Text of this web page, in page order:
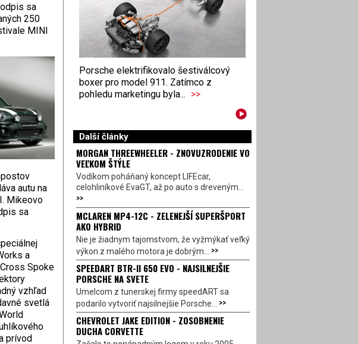
sa
250
MINI
autu na
Mikeovo
sa
a
Spoke
vzhľad
svetlá
prívod
Porsche elektrifikovalo šestiválcový
boxer pro model 911. Zatímco z
pohledu marketingu byla... >>
Další články
MORGAN THREEWHEELER - ZNOVUZRODENIE VO
VEĽKOM ŠTÝLE
Vodíkom poháňaný koncept LIFEcar,
celohliníkové EvaGT, až po auto s dreveným...
>>
MCLAREN MP4-12C - ZELENEJŠÍ SUPERŠPORT
AKO HYBRID
Nie je žiadnym tajomstvom, že vyžmýkať veľký
výkon z malého motora je dobrým... >>
SPEEDART BTR-II 650 EVO - NAJSILNEJŠIE
PORSCHE NA SVETE
Umelcom z tunerskej firmy speedART sa
podarilo vytvoriť najsilnejšie Porsche... >>
CHEVROLET JAKE EDITION - ZOSOBNENIE
DUCHA CORVETTE